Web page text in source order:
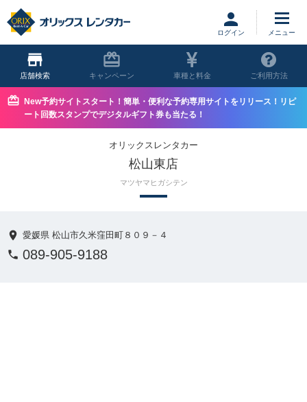
ログイン
店舗 キャンペーン 車種と料金 ご利用方法
New予約サイトスタート！簡単・便利な予約専用サイトをリリース！リピ
ート回数スタンプでデジタルギフト券も当たる！
オリックスレンタカー
松山東店
マツヤマヒガシテン
愛媛県 松山市久米窪田町８０９－４
089-905-9188